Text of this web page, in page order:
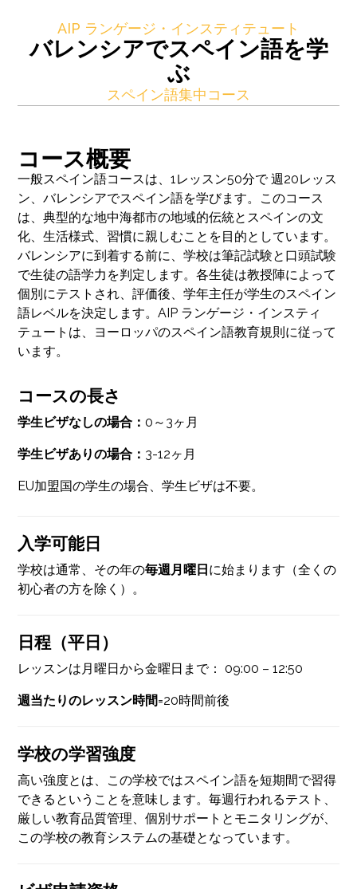
AIP ランゲージ・インスティテュート
バレンシアでスペイン語を学
ぶ
スペイン語集中コース
コース概要
一般スペイン語コースは、1レッスン50分で 週20レッス
ン、バレンシアでスペイン語を学びます。このコース
は、典型的な地中海都市の地域的伝統とスペインの文
化、生活様式、習慣に親しむことを目的としています。
バレンシアに到着する前に、学校は筆記試験と口頭試験
で生徒の語学力を判定します。各生徒は教授陣によって
個別にテストされ、評価後、学年主任が学生のスペイン
語レベルを決定します。AIP ランゲージ・インスティ
テュートは、ヨーロッパのスペイン語教育規則に従って
います。
コースの長さ
学生ビザなしの場合：0～3ヶ月
学生ビザありの場合： 3-12ヶ月
EU加盟国の学生の場合、学生ビザは不要。
入学可能日
学校は通常、その年の毎週月曜日に始まります（全くの
初心者の方を除く）。
日程（平日）
レッスンは月曜日から金曜日まで： 09:00 – 12:50
週当たりのレッスン時間=20時間前後
学校の学習強度
高い強度とは、この学校ではスペイン語を短期間で習得
できるということを意味します。毎週行われるテスト、
厳しい教育品質管理、個別サポートとモニタリングが、
この学校の教育システムの基礎となっています。